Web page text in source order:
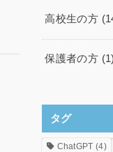
高校生の方
保護者の方 (1)
タグ
ChatGPT (4)